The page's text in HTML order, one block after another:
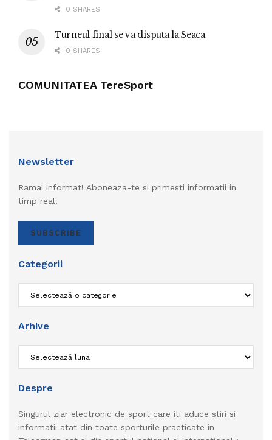
0 SHARES
Turneul final se va disputa la Seaca
0 SHARES
COMUNITATEA TereSport
Newsletter
Ramai informat! Aboneaza-te si primesti informatii in
timp real!
SUBSCRIBE
Categorii
Arhive
Despre
Singurul ziar electronic de sport care iti aduce stiri si
informatii atat din toate sporturile practicate in